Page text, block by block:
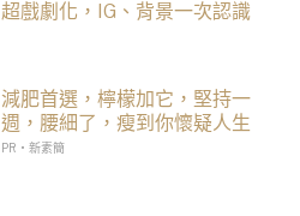
超戲劇化，IG、背景一次認識
減肥首選，檸檬加它，堅持一
週，腰細了，瘦到你懷疑人生
PR・新素簡